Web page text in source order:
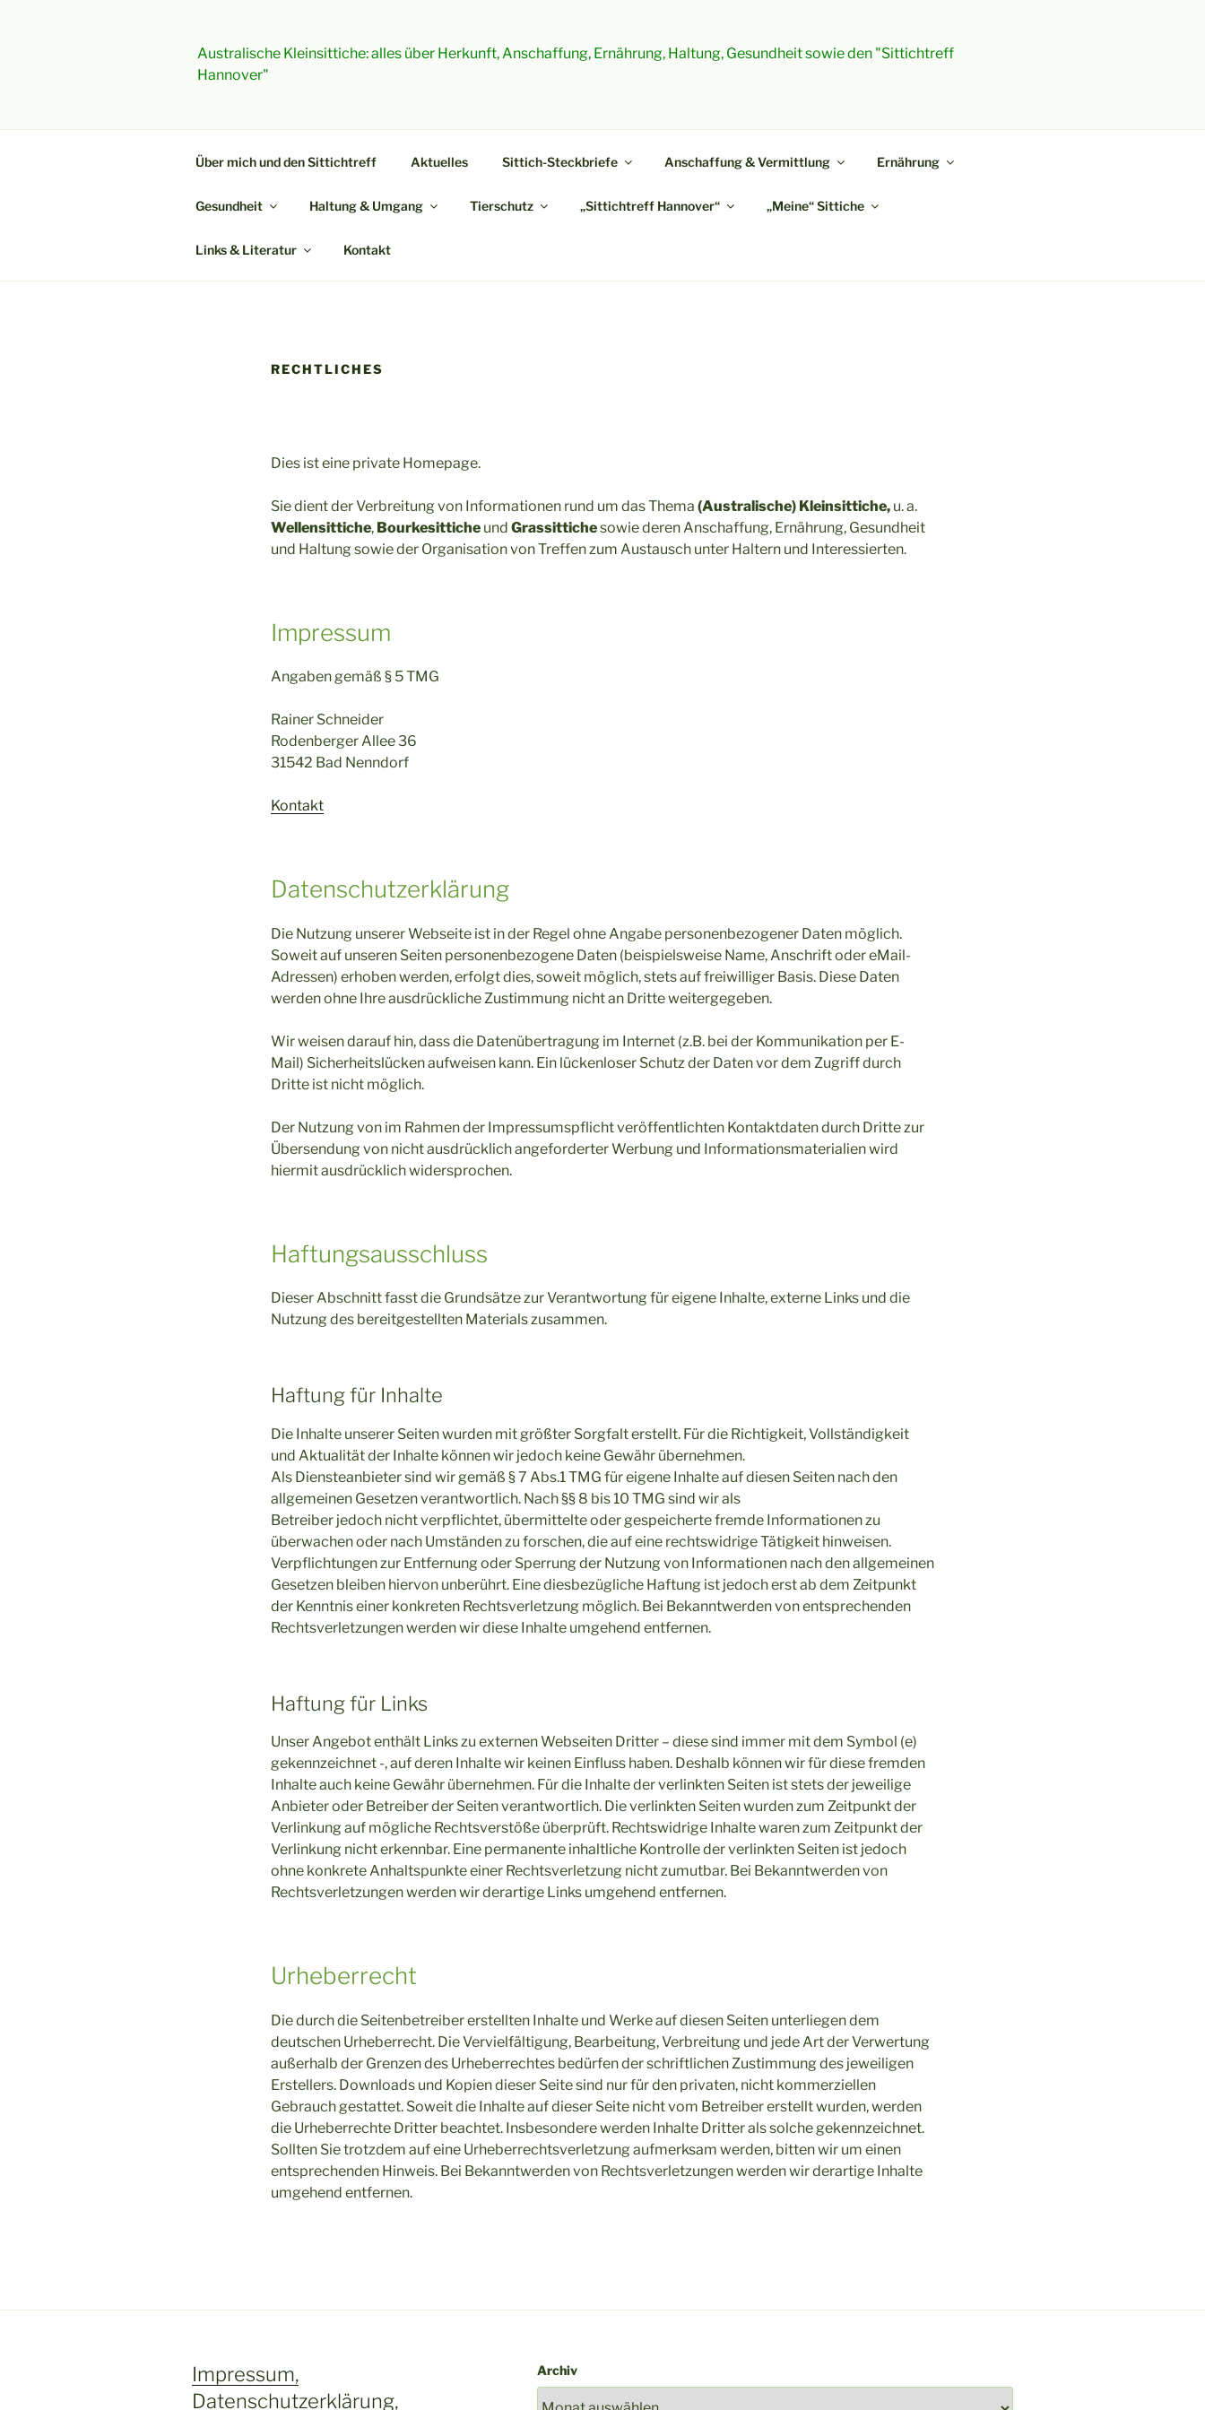
Australische Kleinsittiche: alles über Herkunft, Anschaffung, Ernährung, Haltung, Gesundheit sowie den "Sittichtreff
Hannover"
Über mich und den Sittichtreff Aktuelles Sittich-Steckbriefe Anschaffung & Vermittlung Ernährung
Gesundheit Haltung & Umgang Tierschutz „Sittichtreff Hannover“ „Meine“ Sittiche
Links & Literatur Kontakt
RECHTLICHES
Dies ist eine private Homepage.
Sie dient der Verbreitung von Informationen rund um das Thema (Australische) Kleinsittiche, u. a.
Wellensittiche, Bourkesittiche und Grassittichesowie deren Anschaffung, Ernährung, Gesundheit
und Haltung sowie der Organisation von Treffen zum Austausch unter Haltern und Interessierten.
Impressum
Angaben gemäß § 5 TMG
Rainer Schneider
Rodenberger Allee 36
31542 Bad Nenndorf
Kontakt
Datenschutzerklärung
Die Nutzung unserer Webseite ist in der Regel ohne Angabe personenbezogener Daten möglich.
Soweit auf unseren Seiten personenbezogene Daten (beispielsweise Name, Anschrift oder eMail-
Adressen) erhoben werden, erfolgt dies, soweit möglich, stets auf freiwilliger Basis. Diese Daten
werden ohne Ihre ausdrückliche Zustimmung nicht an Dritte weitergegeben.
Wir weisen darauf hin, dass die Datenübertragung im Internet (z.B. bei der Kommunikation per E-
Mail) Sicherheitslücken aufweisen kann. Ein lückenloser Schutz der Daten vor dem Zugriff durch
Dritte ist nicht möglich.
Der Nutzung von im Rahmen der Impressumspflicht veröffentlichten Kontaktdaten durch Dritte zur
Übersendung von nicht ausdrücklich angeforderter Werbung und Informationsmaterialien wird
hiermit ausdrücklich widersprochen.
Haftungsausschluss
Dieser Abschnitt fasst die Grundsätze zur Verantwortung für eigene Inhalte, externe Links und die
Nutzung des bereitgestellten Materials zusammen.
Haftung für Inhalte
Die Inhalte unserer Seiten wurden mit größter Sorgfalt erstellt. Für die Richtigkeit, Vollständigkeit
und Aktualität der Inhalte können wir jedoch keine Gewähr übernehmen.
Als Diensteanbieter sind wir gemäß § 7 Abs.1 TMG für eigene Inhalte auf diesen Seiten nach den
allgemeinen Gesetzen verantwortlich. Nach §§ 8 bis 10 TMG sind wir als
Betreiber jedoch nicht verpflichtet, übermittelte oder gespeicherte fremde Informationen zu
überwachen oder nach Umständen zu forschen, die auf eine rechtswidrige Tätigkeit hinweisen.
Verpflichtungen zur Entfernung oder Sperrung der Nutzung von Informationen nach den allgemeinen
Gesetzen bleiben hiervon unberührt. Eine diesbezügliche Haftung ist jedoch erst ab dem Zeitpunkt
der Kenntnis einer konkreten Rechtsverletzung möglich. Bei Bekanntwerden von entsprechenden
Rechtsverletzungen werden wir diese Inhalte umgehend entfernen.
Haftung für Links
Unser Angebot enthält Links zu externen Webseiten Dritter – diese sind immer mit dem Symbol (e)
gekennzeichnet -, auf deren Inhalte wir keinen Einfluss haben. Deshalb können wir für diese fremden
Inhalte auch keine Gewähr übernehmen. Für die Inhalte der verlinkten Seiten ist stets der jeweilige
Anbieter oder Betreiber der Seiten verantwortlich. Die verlinkten Seiten wurden zum Zeitpunkt der
Verlinkung auf mögliche Rechtsverstöße überprüft. Rechtswidrige Inhalte waren zum Zeitpunkt der
Verlinkung nicht erkennbar. Eine permanente inhaltliche Kontrolle der verlinkten Seiten ist jedoch
ohne konkrete Anhaltspunkte einer Rechtsverletzung nicht zumutbar. Bei Bekanntwerden von
Rechtsverletzungen werden wir derartige Links umgehend entfernen.
Urheberrecht
Die durch die Seitenbetreiber erstellten Inhalte und Werke auf diesen Seiten unterliegen dem
deutschen Urheberrecht. Die Vervielfältigung, Bearbeitung, Verbreitung und jede Art der Verwertung
außerhalb der Grenzen des Urheberrechtes bedürfen der schriftlichen Zustimmung des jeweiligen
Erstellers. Downloads und Kopien dieser Seite sind nur für den privaten, nicht kommerziellen
Gebrauch gestattet. Soweit die Inhalte auf dieser Seite nicht vom Betreiber erstellt wurden, werden
die Urheberrechte Dritter beachtet. Insbesondere werden Inhalte Dritter als solche gekennzeichnet.
Sollten Sie trotzdem auf eine Urheberrechtsverletzung aufmerksam werden, bitten wir um einen
entsprechenden Hinweis. Bei Bekanntwerden von Rechtsverletzungen werden wir derartige Inhalte
umgehend entfernen.
Impressum,
Datenschutzerklärung,
Archiv